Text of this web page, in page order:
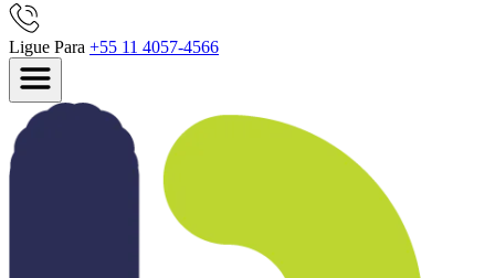
Ligue Para +55 11 4057-4566